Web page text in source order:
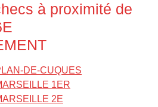
à proximité de
DE-CUQUES
1ER
2E